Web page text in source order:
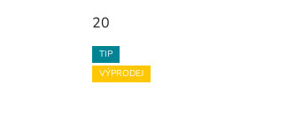
20
TIP
VÝPRODEJ